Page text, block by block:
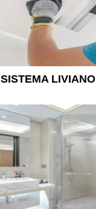
SISTEMA LIVIANO